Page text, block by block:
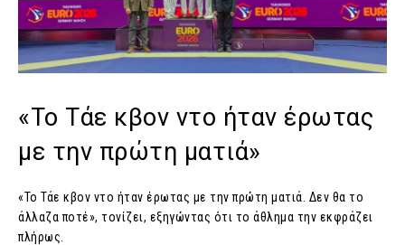
«Το Τάε κβον ντο ήταν έρωτας
με την πρώτη ματιά»
«Το Τάε κβον ντο ήταν έρωτας με την πρώτη ματιά. Δεν θα το
άλλαζα ποτέ», τονίζει, εξηγώντας ότι το άθλημα την εκφράζει
πλήρως.